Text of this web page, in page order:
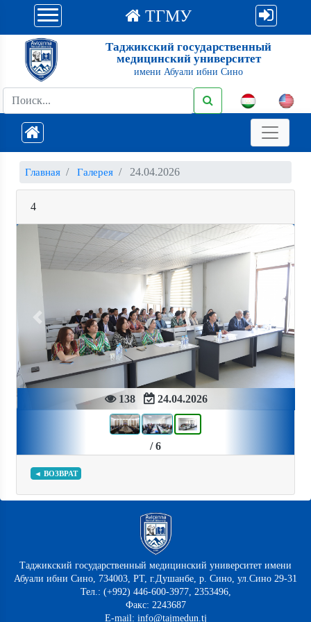
ТГМУ
Таджикский государственный
медицинский университет
имени Абуали ибни Сино
Главная Галерея 24.04.2026
4
138 24.04.2026
Previous Next
/ 6
◄ ВОЗВРАТ
Таджикский государственный медицинский университет имени
Абуали ибни Сино, 734003, РТ, г.Душанбе, р. Сино, ул.Сино 29-31
Тел.: (+992) 446-600-3977, 2353496,
Факс: 2243687
E-mail: info@tajmedun.tj